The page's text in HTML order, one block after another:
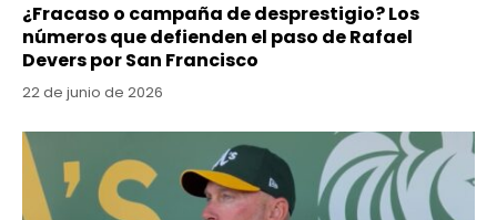
¿Fracaso o campaña de desprestigio? Los
números que defienden el paso de Rafael
Devers por San Francisco
22 de junio de 2026